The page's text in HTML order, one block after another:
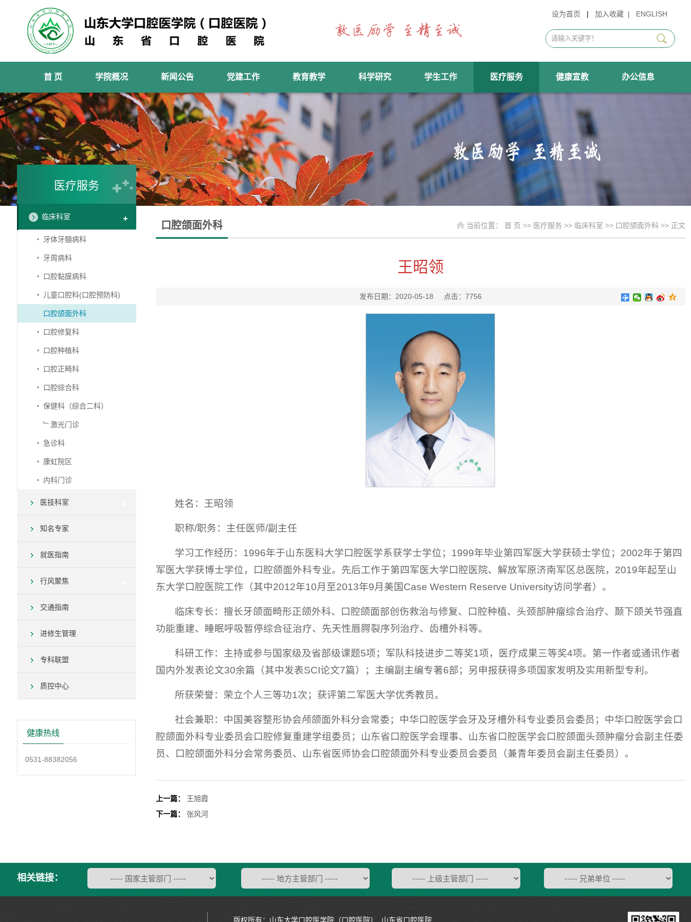
设为首页 | 加入收藏 | ENGLISH
首 页 学院概况 新闻公告 党建工作 教育教学 科学研究 学生工作 医疗服务 健康宣教 办公信息
医疗服务
临床科室
牙体牙髓病科
牙周病科
口腔黏膜病科
儿童口腔科(口腔预防科)
口腔颌面外科
口腔修复科
口腔种植科
口腔正畸科
口腔综合科
保健科（综合二科）
﹂激光门诊
急诊科
康虹院区
内科门诊
医技科室
知名专家
就医指南
行风聚焦
交通指南
进修生管理
专科联盟
质控中心
健康热线
0531-88382056
口腔颌面外科 当前位置： 首 页 >> 医疗服务 >> 临床科室 >> 口腔颌面外科 >> 正文
王昭领
发布日期：2020-05-18 点击： 7756
姓名：王昭领
职称/职务：主任医师/副主任
学习工作经历：1996年于山东医科大学口腔医学系获学士学位；1999年毕业第四军医大学获硕士学位；2002年于第四
军医大学获博士学位，口腔颌面外科专业。先后工作于第四军医大学口腔医院、解放军原济南军区总医院，2019年起至山
东大学口腔医院工作（其中2012年10月至2013年9月美国Case Western Reserve University访问学者）。
临床专长：擅长牙颌面畸形正颌外科、口腔颌面部创伤救治与修复、口腔种植、头颈部肿瘤综合治疗、颞下颌关节强直
功能重建、睡眠呼吸暂停综合征治疗、先天性唇腭裂序列治疗、齿槽外科等。
科研工作：主持或参与国家级及省部级课题5项；军队科技进步二等奖1项，医疗成果三等奖4项。第一作者或通讯作者
国内外发表论文30余篇（其中发表SCI论文7篇）；主编副主编专著6部；另申报获得多项国家发明及实用新型专利。
所获荣誉：荣立个人三等功1次；获评第二军医大学优秀教员。
社会兼职：中国美容整形协会颅颌面外科分会常委；中华口腔医学会牙及牙槽外科专业委员会委员；中华口腔医学会口
腔颌面外科专业委员会口腔修复重建学组委员；山东省口腔医学会理事、山东省口腔医学会口腔颌面头颈肿瘤分会副主任委
员、口腔颌面外科分会常务委员、山东省医师协会口腔颌面外科专业委员会委员（兼青年委员会副主任委员）。
上一篇：
王旭霞
下一篇：
张风河
相关链接：
版权所有：山东大学口腔医学院（口腔医院） 山东省口腔医院